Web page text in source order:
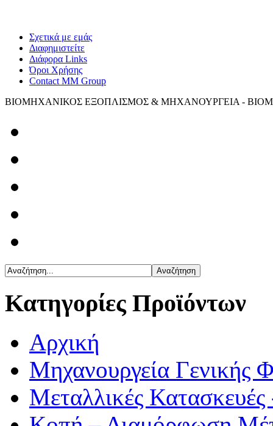
Σχετικά με εμάς
Διαφημιστείτε
Διάφορα Links
Όροι Χρήσης
Contact MM Group
ΒΙΟΜΗΧΑΝΙΚΟΣ ΕΞΟΠΛΙΣΜΟΣ & ΜΗΧΑΝΟΥΡΓΕΙΑ -
Κατηγορίες Προϊόντων
Αρχική
Μηχανουργεία Γενικής
Μεταλλικές